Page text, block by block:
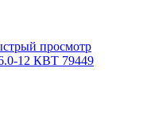
просмотр
12 КВТ 79449